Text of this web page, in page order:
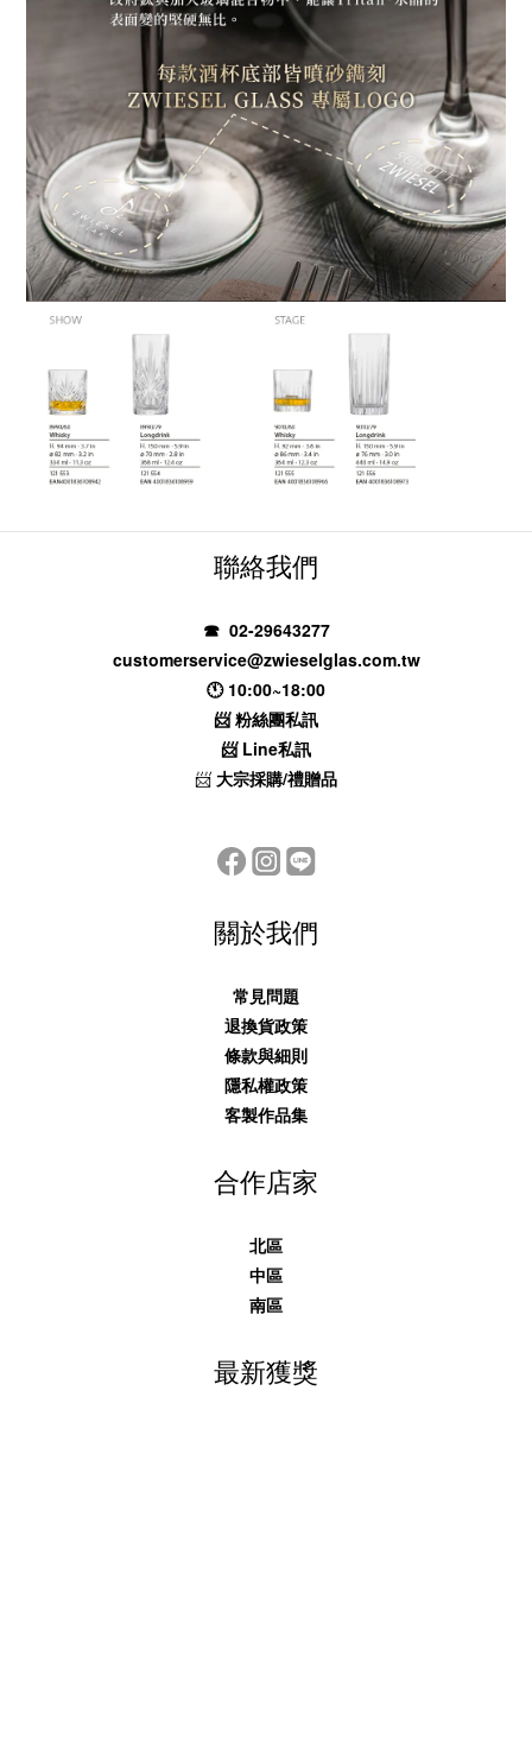
聯絡我們
☎ 02-29643277
customerservice@zwieselglas.com.tw
🕚 10:00~18:00
📨粉絲團私訊
📨 Line私訊
📨 大宗採購/禮贈品
關於我們
常見問題
退換貨政策
條款與細則
隱私權政策
客製作品集
合作店家
北區
中區
南區
最新獲獎